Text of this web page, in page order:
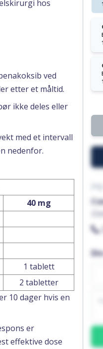
hos
ved
etter et måltid.
ikke deles eller
med et intervall
nedenfor.
40 mg
1 tablett
2 tabletter
10 dager hvis en
er
effektive dose